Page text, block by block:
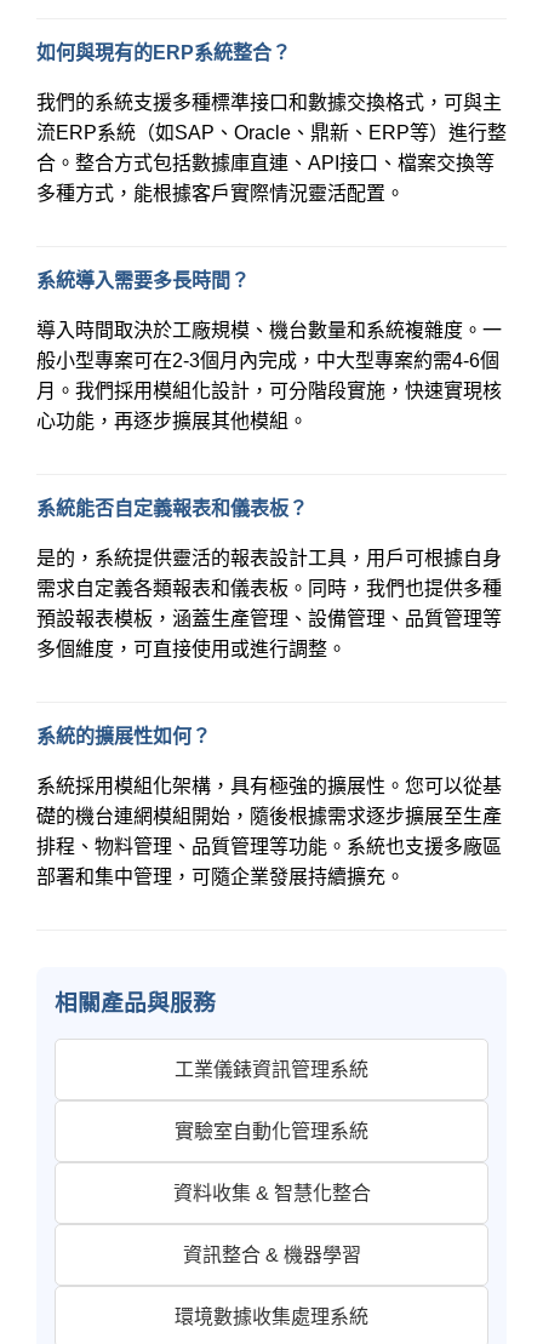
如何與現有的ERP系統整合？
我們的系統支援多種標準接口和數據交換格式，可與主
流ERP系統（如SAP、Oracle、鼎新、ERP等）進行整
合。整合方式包括數據庫直連、API接口、檔案交換等
多種方式，能根據客戶實際情況靈活配置。
系統導入需要多長時間？
導入時間取決於工廠規模、機台數量和系統複雜度。一
般小型專案可在2-3個月內完成，中大型專案約需4-6個
月。我們採用模組化設計，可分階段實施，快速實現核
心功能，再逐步擴展其他模組。
系統能否自定義報表和儀表板？
是的，系統提供靈活的報表設計工具，用戶可根據自身
需求自定義各類報表和儀表板。同時，我們也提供多種
預設報表模板，涵蓋生產管理、設備管理、品質管理等
多個維度，可直接使用或進行調整。
系統的擴展性如何？
系統採用模組化架構，具有極強的擴展性。您可以從基
礎的機台連網模組開始，隨後根據需求逐步擴展至生產
排程、物料管理、品質管理等功能。系統也支援多廠區
部署和集中管理，可隨企業發展持續擴充。
相關產品與服務
工業儀錶資訊管理系統
實驗室自動化管理系統
資料收集 & 智慧化整合
資訊整合 & 機器學習
環境數據收集處理系統